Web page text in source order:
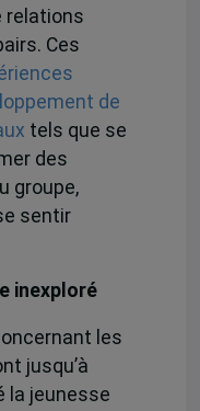
relations
Ces
de
tels que se
des
groupe,
sentir
inexploré
les
jusqu’à
la jeunesse